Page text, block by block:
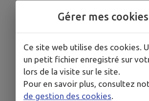
Gérer mes cookies
Ce site web utilise des cookies.
un petit fichier enregistré sur
lors de la visite sur le site.
Pour en savoir plus, consultez
de gestion des cookies.